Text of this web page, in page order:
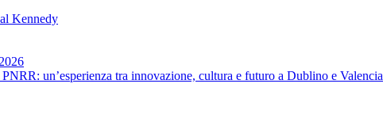
Kennedy
un’esperienza tra innovazione, cultura e futuro a Dublino e Valencia